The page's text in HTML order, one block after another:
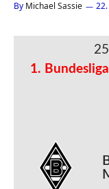
By Michael Sassie
1.